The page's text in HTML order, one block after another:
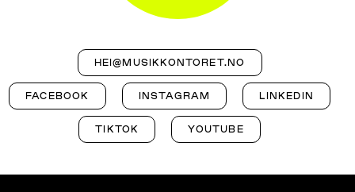
HEI@MUSIKKONTORET.NO
FACEBOOK INSTAGRAM LINKEDIN
TIKTOK YOUTUBE